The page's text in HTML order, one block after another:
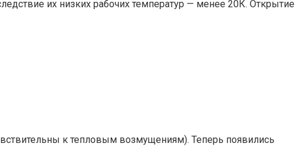
их низких рабочих температур — менее 20К. Открытие
к тепловым возмущениям). Теперь появились